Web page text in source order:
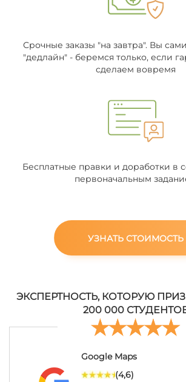
Срочные заказы "на завтра". Вы
"дедлайн" - беремся только, если
сделаем вовремя
Бесплатные правки и доработки в
первоначальным
УЗНАТЬ СТОИМОСТЬ
ЭКСПЕРТНОСТЬ, КОТОРУЮ
200 000
Google Maps
(4,6)